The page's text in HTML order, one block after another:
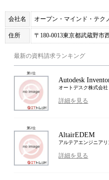
会社名 オープン・マインド・テク
住所 〒180-0013東京都武蔵野市
最新の資料請求ランキング
第1位
Autodesk
オートデスク株式会社
詳細を見る
第2位
AltairEDEM
アルテアエンジニア
詳細を見る